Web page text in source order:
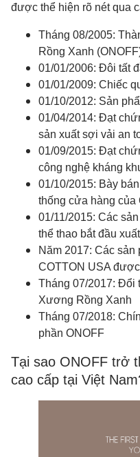
được thể hiện rõ nét qua
Tháng 08/2005:
Rồng Xanh
01/01/2006: Đôi tất
01/01/2009: Chiếc
01/10/2012: Sản
01/04/2014: Đạt
sản xuất sợi vải an
01/09/2015: Đạt
công nghệ kháng
01/10/2015: Bày
thống cửa hàng của
01/11/2015: Các
thể thao bắt đầu
Năm 2017: Các
COTTON USA
Tháng 07/2017: Đổi
Xương Rồng Xanh
Tháng 07/2018:
phần ONOFF
Tại sao ONOFF trở
cao cấp tại Việt